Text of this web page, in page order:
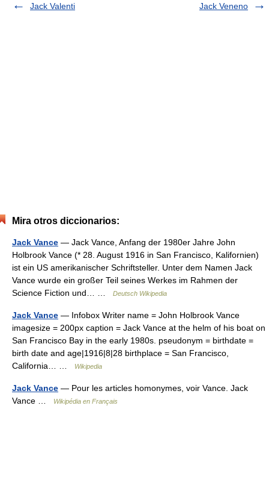
Jack Valenti
Jack Veneno
Mira otros diccionarios:
Jack Vance — Jack Vance, Anfang der 1980er Jahre John
Holbrook Vance (* 28. August 1916 in San Francisco, Kalifornien)
ist ein US amerikanischer Schriftsteller. Unter dem Namen Jack
Vance wurde ein großer Teil seines Werkes im Rahmen der
Science Fiction und… …
Deutsch Wikipedia
Jack Vance — Infobox Writer name = John Holbrook Vance
imagesize = 200px caption = Jack Vance at the helm of his boat on
San Francisco Bay in the early 1980s. pseudonym = birthdate =
birth date and age|1916|8|28 birthplace = San Francisco,
California… …
Wikipedia
Jack Vance — Pour les articles homonymes, voir Vance. Jack
Vance …
Wikipédia en Français